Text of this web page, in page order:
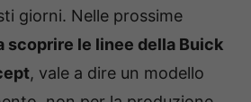
giorni. Nelle prossime
scoprire le linee della Buick
, vale a dire un modello